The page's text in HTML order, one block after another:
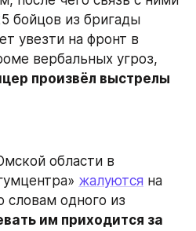
бойцов из бригады
увезти на фронт в
произвёл выстрелы
области в
жалуются на
словам одного из
им приходится за